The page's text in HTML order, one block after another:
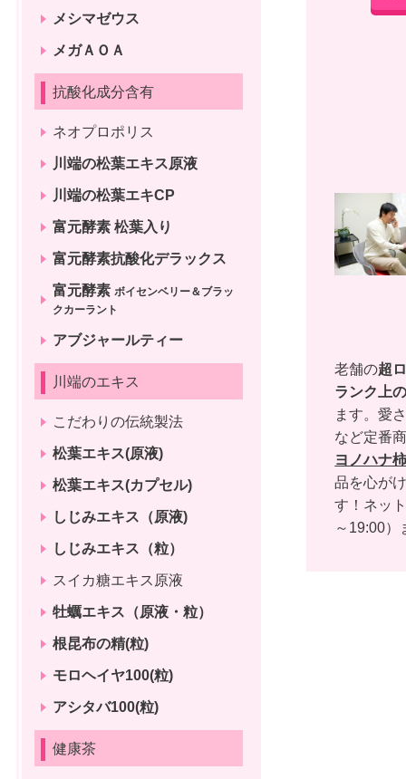
老舗の超
ランク上
ます。愛
など定番
ヨノハナ
品を心が
す！ネッ
～19:00）
メシマゼウス
メガＡＯＡ
抗酸化成分含有
ネオプロポリス
川端の松葉エキス原液
川端の松葉エキCP
富元酵素 松葉入り
富元酵素抗酸化デラックス
富元酵素 ボイセンベリー＆ブラッ
クカーラント
アブジャールティー
川端のエキス
こだわりの伝統製法
松葉エキス(原液)
松葉エキス(カプセル)
しじみエキス（原液)
しじみエキス（粒）
スイカ糖エキス原液
牡蠣エキス（原液・粒）
根昆布の精(粒)
モロヘイヤ100(粒)
アシタバ100(粒)
健康茶